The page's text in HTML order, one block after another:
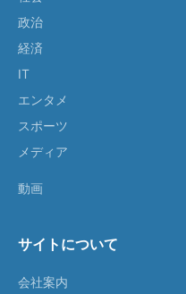
政治
経済
IT
エンタメ
スポーツ
メディア
動画
サイトについて
会社案内